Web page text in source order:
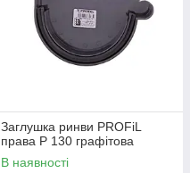
Заглушка ринви PROFiL
права Р 130 графітова
В наявності